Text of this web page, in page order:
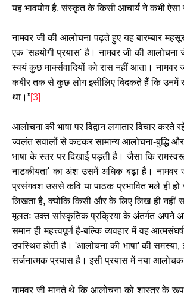
यह भावयोग है, संस्कृत के किसी आचार्य ने कभी ऐसा
नामवर जी की आलोचना पढ़ते हुए यह बारम्बार
एक 'सहयोगी प्रयास' है। नामवर जी की
स्वयं कुछ मार्क्सवादियों को रास नहीं आता।
कबीर तक से कुछ लोग इसीलिए बिदकते हैं कि उनमें
था।”[3]
आलोचना की भाषा पर विद्वान लगातार विचार
ज्वलंत सवालों से कटकर सामान्य आलोचना-बुद्धि
भाषा के स्तर पर दिखाई पड़ती है। जैसा कि
नाटकीयता' का अंश उसमें अधिक बढ़ा है। नामवर
प्रसंगवश उससे कवि या पाठक प्रभावित भले ही
लिखता है, क्योंकि किसी और के लिए लिख ही नहीं
मूलतः उक्त सांस्कृतिक प्रक्रिया के अंतर्गत अपने
समान ही महत्त्वपूर्ण है-बल्कि व्यवहार में वह
उपस्थित होती है। 'आलोचना की भाषा' की
सर्जनात्मक प्रयास है। इसी प्रयास में नया आलोचक
नामवर जी मानते थे कि आलोचना को शास्त्र के